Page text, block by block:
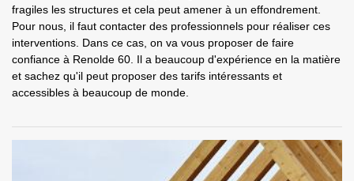
fragiles les structures et cela peut amener à un effondrement.
Pour nous, il faut contacter des professionnels pour réaliser ces
interventions. Dans ce cas, on va vous proposer de faire
confiance à Renolde 60. Il a beaucoup d'expérience en la matière
et sachez qu'il peut proposer des tarifs intéressants et
accessibles à beaucoup de monde.